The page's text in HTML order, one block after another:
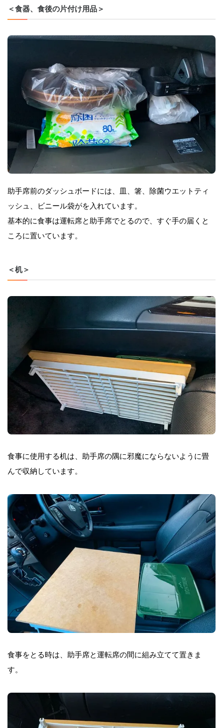
＜食器、食後の片付け用品＞
助手席前のダッシュボードには、皿、箸、除菌ウエットティ
ッシュ、ビニール袋がを入れています。
基本的に食事は運転席と助手席でとるので、すぐ手の届くと
ころに置いています。
＜机＞
食事に使用する机は、助手席の隅に邪魔にならないように畳
んで収納しています。
食事をとる時は、助手席と運転席の間に組み立てて置きま
す。